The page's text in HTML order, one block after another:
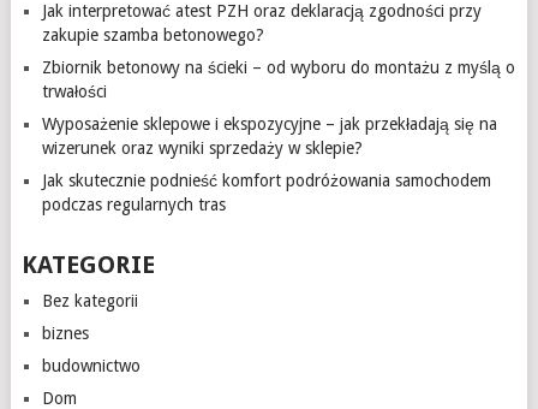
Jak interpretować atest PZH oraz deklaracją zgodności przy
zakupie szamba betonowego?
Zbiornik betonowy na ścieki – od wyboru do montażu z myślą o
trwałości
Wyposażenie sklepowe i ekspozycyjne – jak przekładają się na
wizerunek oraz wyniki sprzedaży w sklepie?
Jak skutecznie podnieść komfort podróżowania samochodem
podczas regularnych tras
KATEGORIE
Bez kategorii
biznes
budownictwo
Dom